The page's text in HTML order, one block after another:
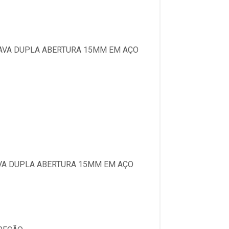
DUPLA ABERTURA 15MM EM AÇO
DUPLA ABERTURA 15MM EM AÇO